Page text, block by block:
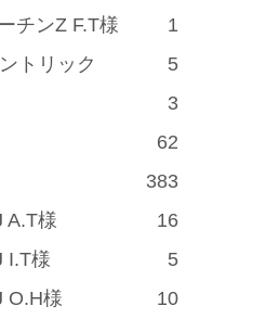
チンZ F.T様
1
トリック
5
3
62
383
A.T様
16
I.T様
5
O.H様
10